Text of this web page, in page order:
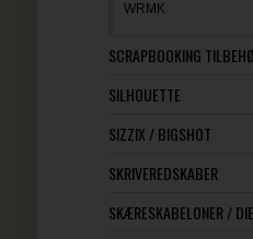
WRMK
SCRAPBOOKING
SILHOUETTE
SIZZIX / BIGSHOT
SKRIVEREDSKABER
SKÆRESKABELONER /